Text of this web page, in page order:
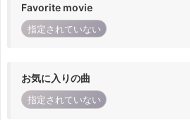
Favorite movie
指定されていない
お気に入りの曲
指定されていない